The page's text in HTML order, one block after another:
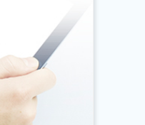
en clínica
en
en el